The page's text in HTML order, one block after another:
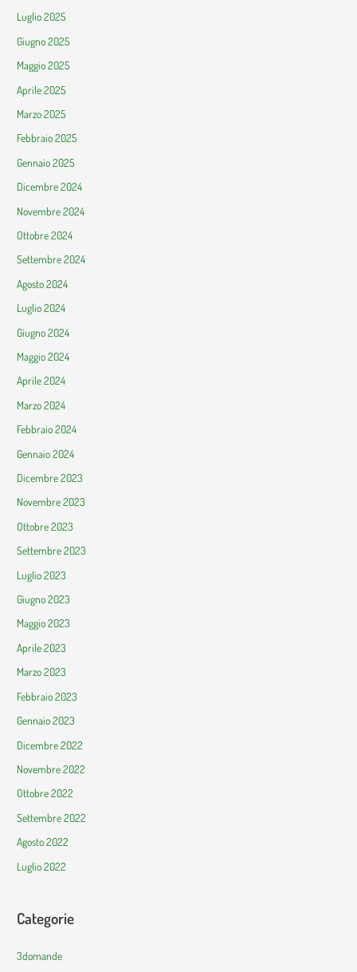
Luglio 2025
Giugno 2025
Maggio 2025
Aprile 2025
Marzo 2025
Febbraio 2025
Gennaio 2025
Dicembre 2024
Novembre 2024
Ottobre 2024
Settembre 2024
Agosto 2024
Luglio 2024
Giugno 2024
Maggio 2024
Aprile 2024
Marzo 2024
Febbraio 2024
Gennaio 2024
Dicembre 2023
Novembre 2023
Ottobre 2023
Settembre 2023
Luglio 2023
Giugno 2023
Maggio 2023
Aprile 2023
Marzo 2023
Febbraio 2023
Gennaio 2023
Dicembre 2022
Novembre 2022
Ottobre 2022
Settembre 2022
Agosto 2022
Luglio 2022
Categorie
3domande